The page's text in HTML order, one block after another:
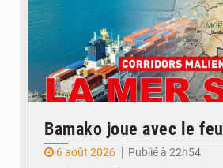
Bamako joue avec le feu
6 août 2026
Publié à 22h54